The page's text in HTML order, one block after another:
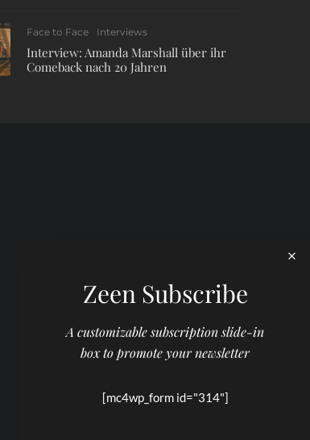
Face to Face Interviews
Interview: Amanda Marshall über ihr
Comeback nach 20 Jahren
Zeen Subscribe
A customizable subscription slide-in
box to promote your newsletter
[mc4wp_form id="314"]